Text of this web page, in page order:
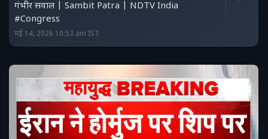
गंभीर सवाल | Sambit Patra | NDTV India
#Congress
मई 14, 2026 10:53 am IST